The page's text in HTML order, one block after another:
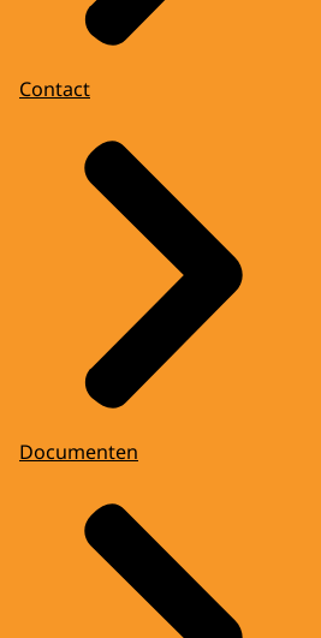
Contact
Documenten